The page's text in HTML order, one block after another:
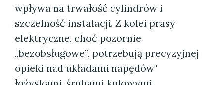
wpływa na trwałość cylindrów i
szczelność instalacji. Z kolei prasy
elektryczne, choć pozornie
„bezobsługowe”, potrzebują precyzyjnej
opieki nad układami napędów"